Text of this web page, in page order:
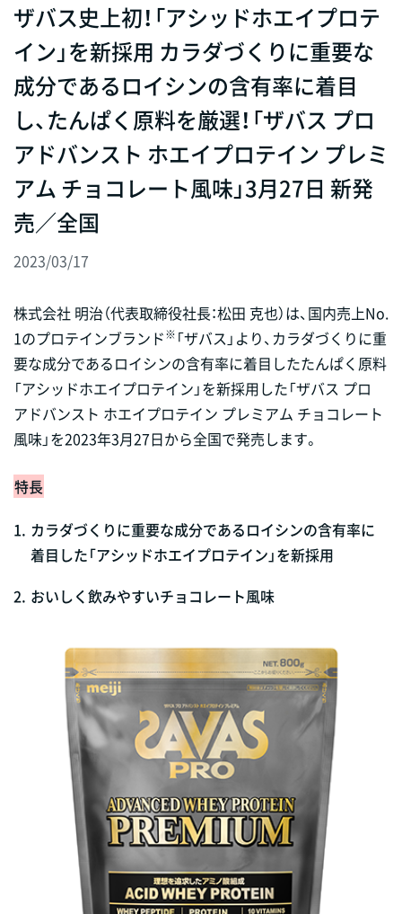
ザバス史上初！「アシッドホエイプロテ
イン」を新採用 カラダづくりに重要な
成分であるロイシンの含有率に着目
し、たんぱく原料を厳選！「ザバス プロ
アドバンスト ホエイプロテイン プレミ
アム チョコレート風味」3月27日 新発
売／全国
2023/03/17
株式会社 明治（代表取締役社長：松田 克也）は、国内売上No.
1のプロテインブランド※ 「ザバス」より、カラダづくりに重
要な成分であるロイシンの含有率に着目したたんぱく原料
「アシッドホエイプロテイン」を新採用した「ザバス プロ
アドバンスト ホエイプロテイン プレミアム チョコレート
風味」を2023年3月27日から全国で発売します。
特長
1. カラダづくりに重要な成分であるロイシンの含有率に
着目した「アシッドホエイプロテイン」を新採用
2. おいしく飲みやすいチョコレート風味